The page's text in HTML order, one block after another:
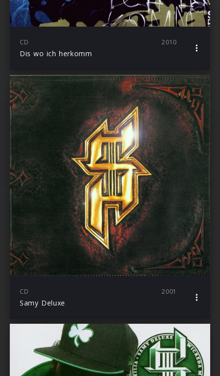
CD 2010
Dis wo ich herkomm
CD 2001
Samy Deluxe